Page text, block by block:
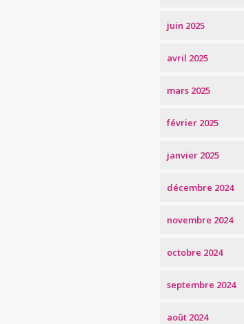
juin 2025
avril 2025
mars 2025
février 2025
janvier 2025
décembre 2024
novembre 2024
octobre 2024
septembre 2024
août 2024